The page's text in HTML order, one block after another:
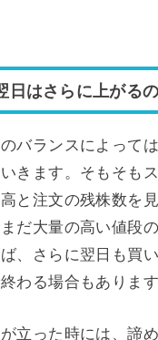
日はさらに上がる
バランスによって
きます。そもそも
と注文の残株数を
だ大量の高い値段
、さらに翌日も買
わる場合もあります
立った時には、諦